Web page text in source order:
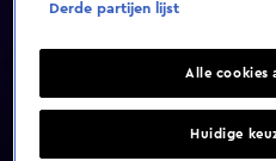
Derde partijen lijst
Alle cookies
Huidige